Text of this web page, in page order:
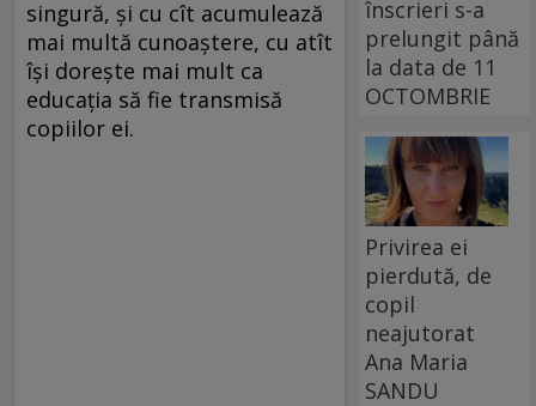
singură, şi cu cît acumulează
mai multă cunoaştere, cu atît
îşi doreşte mai mult ca
educaţia să fie transmisă
copiilor ei.
înscrieri s-a
prelungit până
la data de 11
OCTOMBRIE
Privirea ei
pierdută, de
copil
neajutorat
Ana Maria
SANDU